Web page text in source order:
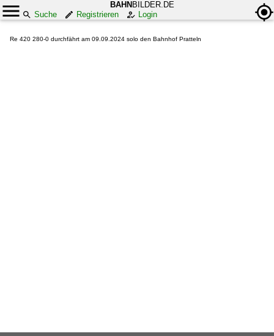
BAHN BILDER.DE
Suche
Registrieren Login
Re 420 280-0 durchfährt am 09.09.2024 solo den Bahnhof Pratteln